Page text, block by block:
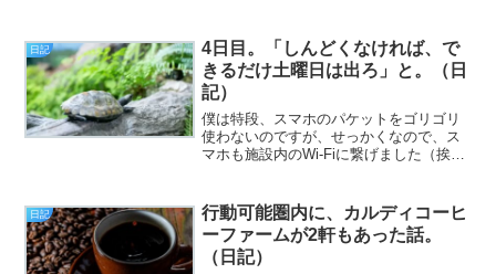
しょうか。つうわけで、今日書きたいこ
とは、まるっきり毛色の違う...
日記
4日目。「しんどくなければ、で
きるだけ土曜日は出ろ」と。（日
記）
僕は特段、スマホのパケットをゴリゴリ
使わないのですが、せっかくなので、ス
マホも施設内のWi-Fiに繋げました（挨
割引を使う場合は「お願いします」と運
転士さんに言い添えた...
日記
行動可能圏内に、カルディコーヒ
ーファームが2軒もあった話。
（日記）